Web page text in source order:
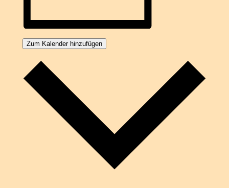
Zum Kalender hinzufügen